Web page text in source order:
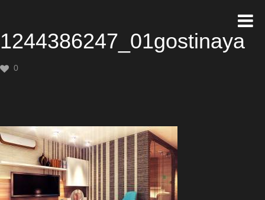
1244386247_01gostinaya
0